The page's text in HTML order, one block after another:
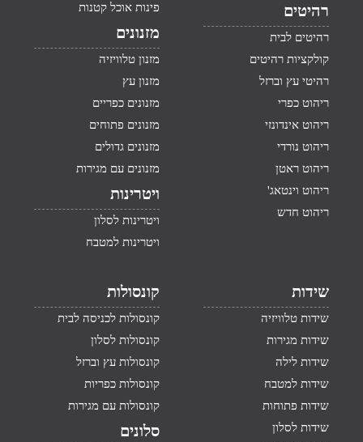
רהיטים
רהיטים לבית
קולקציות רהיטים
רהיטי עץ וברזל
ריהוט כפרי
ריהוט אינדונזי
ריהוט נורדי
ריהוט ראטן
ריהוט וינטאג'
ריהוט חדש
פינות אוכל קטנות
מזנונים
מזנון טלוויזיה
מזנון עץ
מזנונים כפריים
מזנונים פתוחים
מזנונים גדולים
מזנונים עם מגירות
ויטרינות
ויטרינות לסלון
ויטרינות למטבח
שידות
שידות טלוויזיה
שידות מגירות
שידות לילה
שידות למטבח
שידות פתוחות
שידות לסלון
קונסולות
קונסולות לכניסה לבית
קונסולות לסלון
קונסולות עץ וברזל
קונסולות כפריות
קונסולות עם מגירות
סלונים